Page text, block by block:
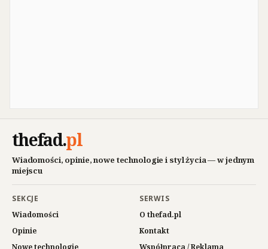
thefad.pl
Wiadomości, opinie, nowe technologie i styl życia — w jednym
miejscu
SEKCJE
Wiadomości
Opinie
Nowe technologie
SERWIS
O thefad.pl
Kontakt
Współpraca / Reklama